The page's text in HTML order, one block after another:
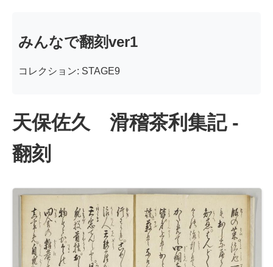
みんなで翻刻ver1
コレクション: STAGE9
天保佐久 滑稽茶利集記 -
翻刻